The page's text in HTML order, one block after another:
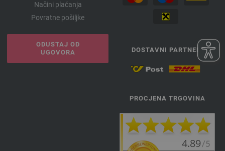
Načini plaćanja
Povratne pošiljke
ODUSTAJ OD
UGOVORA
DOSTAVNI PARTNERI
PROCJENA TRGOVINA